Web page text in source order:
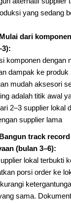
yang sedang
dari
komponen dengan
dampak ke
mudah aksesori
adalah titik awal
2–3 supplier lokal
supplier lama
track
(bulan 3–6):
lokal terbukti
porsi order ke
sama.